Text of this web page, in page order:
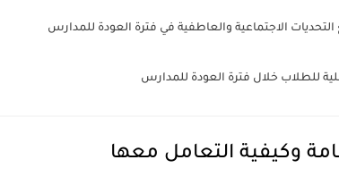
الاجتماعية والعاطفية في فترة العودة للمدارس
للطلاب خلال فترة العودة للمدارس
وكيفية التعامل معها